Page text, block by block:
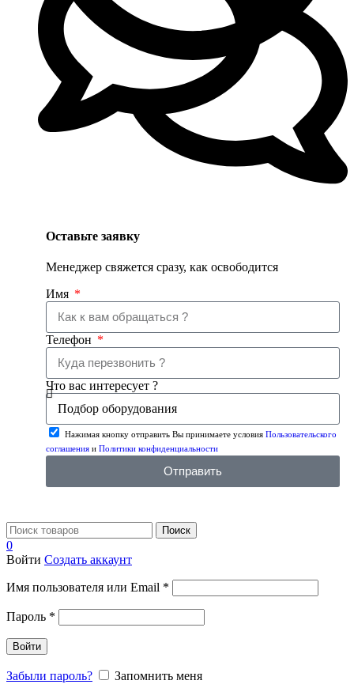
Оставьте заявку
Менеджер свяжется сразу, как освободится
Имя
Телефон
Что вас интересует ?
Нажимая кнопку отправить Вы принимаете условия Пользовательского
соглашения и Политики конфиденциальности
Отправить
Поиск
0
Войти Создать аккаунт
Имя пользователя или Email *
Пароль *
Войти
Забыли пароль?
Запомнить меня